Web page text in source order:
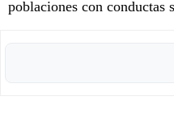
poblaciones con conductas